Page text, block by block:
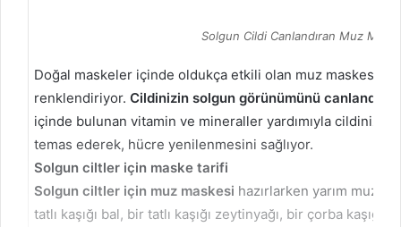
Solgun Cildi Canlandıran Muz
Doğal maskeler içinde oldukça etkili olan muz maskesi,
renklendiriyor. Cildinizin solgun görünümünü
içinde bulunan vitamin ve mineraller yardımıyla
temas ederek, hücre yenilenmesini sağlıyor.
Solgun ciltler için maske tarifi
Solgun ciltler için muz maskesi hazırlarken yarım muz,
tatlı kaşığı bal, bir tatlı kaşığı zeytinyağı, bir çorba kaşığı